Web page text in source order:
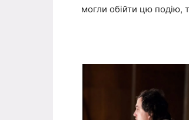
могли обійти цю подію,